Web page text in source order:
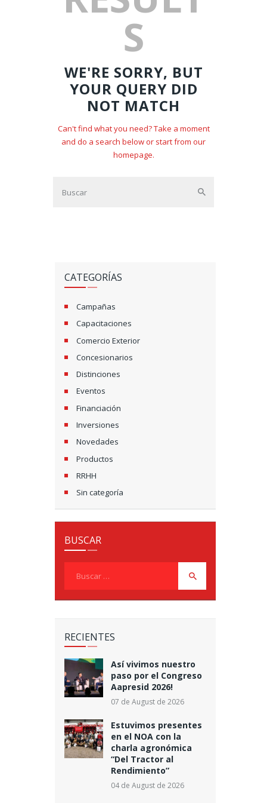
S
WE'RE SORRY, BUT
YOUR QUERY DID
NOT MATCH
Can't find what you need? Take a moment
and do a search below or start from our
homepage.
CATEGORÍAS
Campañas
Capacitaciones
Comercio Exterior
Concesionarios
Distinciones
Eventos
Financiación
Inversiones
Novedades
Productos
RRHH
Sin categoría
BUSCAR
RECIENTES
Así vivimos nuestro
paso por el Congreso
Aapresid 2026!
07 de August de 2026
Estuvimos presentes
en el NOA con la
charla agronómica
“Del Tractor al
Rendimiento”
04 de August de 2026